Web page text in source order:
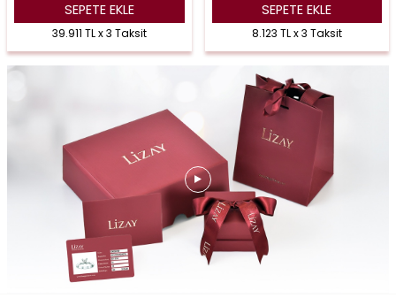
SEPETE EKLE
39.911 TL x 3 Taksit
SEPETE EKLE
8.123 TL x 3 Taksit